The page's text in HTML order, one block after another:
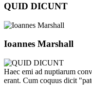
QUID DICUNT
Ioannes Marshall
Haec emi ad nuptiarum
erant. Cum coquus dicit